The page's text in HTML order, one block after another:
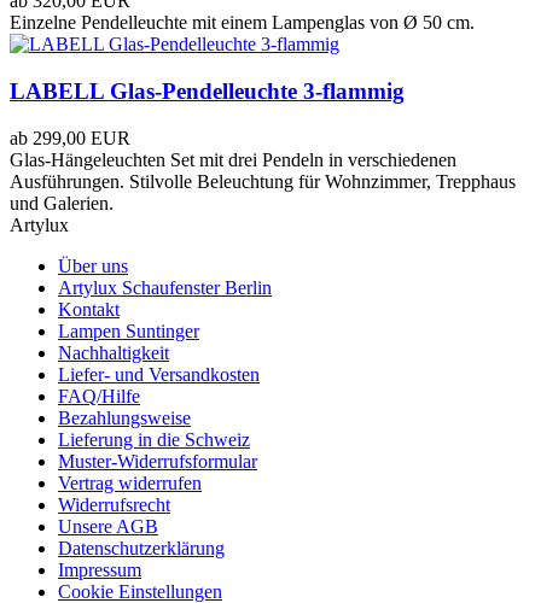
Einzelne Pendelleuchte mit einem Lampenglas von Ø 50 cm.
LABELL Glas-Pendelleuchte 3-flammig
ab 299,00 EUR
Glas-Hängeleuchten Set mit drei Pendeln in verschiedenen
Ausführungen. Stilvolle Beleuchtung für Wohnzimmer, Trepphaus
und Galerien.
Artylux
Über uns
Artylux Schaufenster Berlin
Kontakt
Lampen Suntinger
Nachhaltigkeit
Liefer- und Versandkosten
FAQ/Hilfe
Bezahlungsweise
Lieferung in die Schweiz
Muster-Widerrufsformular
Vertrag widerrufen
Widerrufsrecht
Unsere AGB
Datenschutzerklärung
Impressum
Cookie Einstellungen